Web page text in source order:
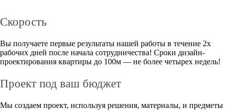
Скорость
Вы получаете первые результаты нашей работы в течение 2х
рабочих дней после начала сотрудничества! Сроки дизайн-
проектирования квартиры до 100м — не более четырех недель!
Проект под ваш бюджет
Мы создаем проект, используя решения, материалы, и предметы